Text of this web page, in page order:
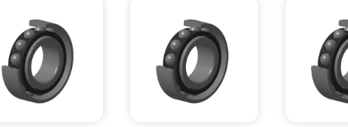
N lim -
Tmin -
Tmax -